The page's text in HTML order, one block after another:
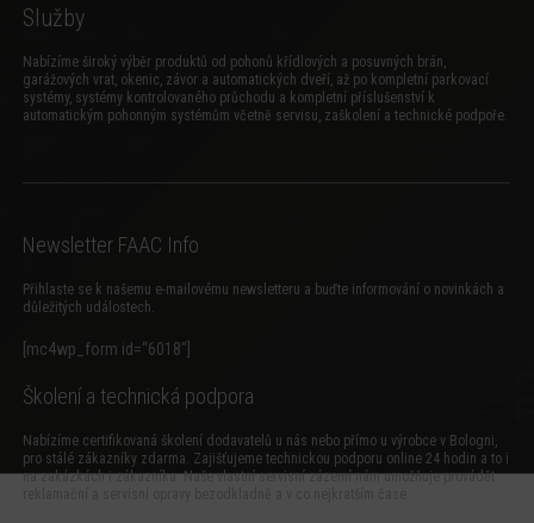
Služby
Nabízíme široký výběr produktů od pohonů křídlových a posuvných brán,
garážových vrat, okenic, závor a automatických dveří, až po kompletní parkovací
systémy, systémy kontrolovaného průchodu a kompletní příslušenství k
automatickým pohonným systémům včetně servisu, zaškolení a technické podpoře.
Newsletter FAAC Info
Přihlaste se k našemu e-mailovému newsletteru a buďte informování o novinkách a
důležitých událostech.
[mc4wp_form id=“6018″]
Školení a technická podpora
Nabízíme certifikovaná školení dodavatelů u nás nebo přímo u výrobce v Bologni,
pro stálé zákazníky zdarma. Zajišťujeme technickou podporu online 24 hodin a to i
na zakázkách i zákazníka. Naše vlastní servisní zázemí nám umožňuje provádět